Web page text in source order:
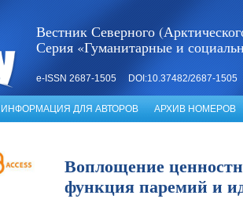
Вестник Северного
Серия «Гуманитарные и
e-ISSN 2687-1505 DOI:10.37482/2687-1505
ИНФОРМАЦИЯ ДЛЯ АВТОРОВ АРХИВ НОМЕРОВ
Воплощение
функция паремий и